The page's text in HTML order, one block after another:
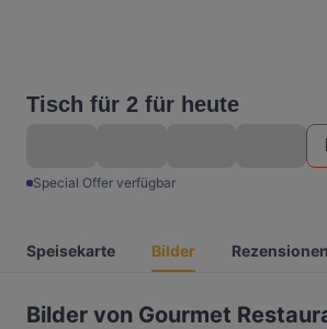
Tisch für 2 für heute
Special Offer verfügbar
Speisekarte Bilder Rezensionen
Bilder von Gourmet